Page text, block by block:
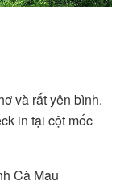
và rất yên bình.
in tại cột mốc
Cà Mau